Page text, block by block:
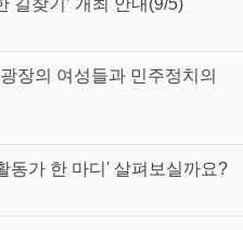
길찾기’ 개최 안내(9/5)
장의 여성들과 민주정치의
동가 한 마디' 살펴보실까요?